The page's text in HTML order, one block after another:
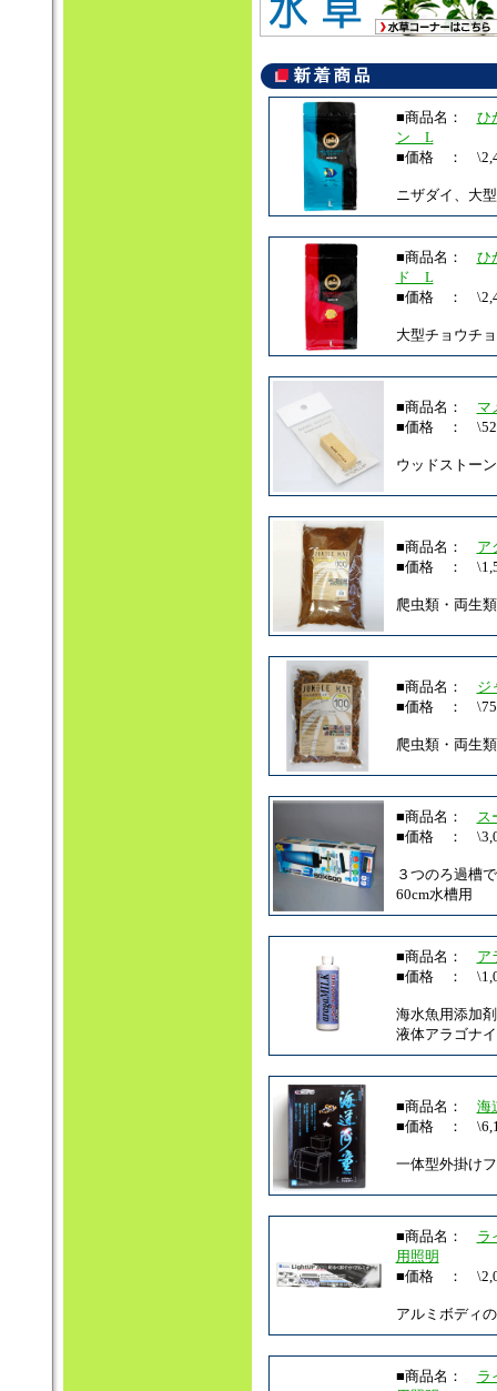
■商品名： ひ
ン L
■価格 ：
ニザダイ、大
■商品名： ひ
ド L
■価格 ：
大型チョウチ
■商品名： マ
■価格 ：
ウッドストーン
■商品名： ア
■価格 ：
爬虫類・両生
■商品名： ジ
■価格 ：
爬虫類・両生
■商品名： ス
■価格 ：
３つのろ過槽
60cm水槽用
■商品名： ア
■価格 ：
海水魚用添加剤
液体アラゴナ
■商品名： 海
■価格 ：
一体型外掛け
■商品名： ラ
用照明
■価格 ：
アルミボディ
■商品名： ラ